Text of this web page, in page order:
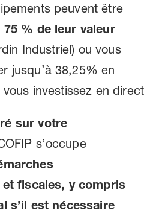
peuvent être
75 % de leur valeur
Industriel) ou vous
jusqu’à 38,25% en
investissez en direct
sur votre
s’occupe
fiscales, y compris
s’il est nécessaire